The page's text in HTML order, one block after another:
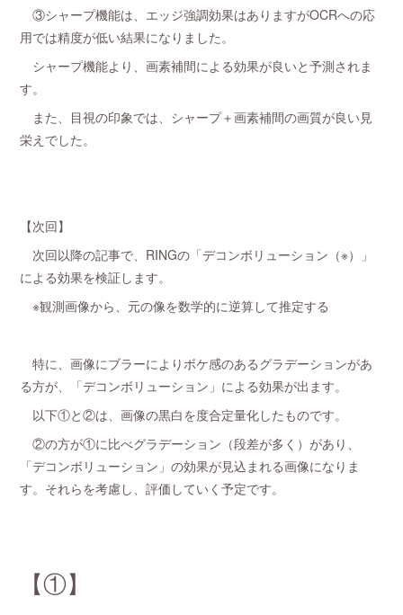
③シャープ機能は、エッジ強調効果はありますがOCRへの応
用では精度が低い結果になりました。
シャープ機能より、画素補間による効果が良いと予測されま
す。
また、目視の印象では、シャープ＋画素補間の画質が良い見
栄えでした。
【次回】
次回以降の記事で、RINGの「デコンボリューション（※）」
による効果を検証します。
※観測画像から、元の像を数学的に逆算して推定する
特に、画像にブラーによりボケ感のあるグラデーションがあ
る方が、「デコンボリューション」による効果が出ます。
以下①と②は、画像の黒白を度合定量化したものです。
②の方が①に比べグラデーション（段差が多く）があり、
「デコンボリューション」の効果が見込まれる画像になりま
す。それらを考慮し、評価していく予定です。
【①】